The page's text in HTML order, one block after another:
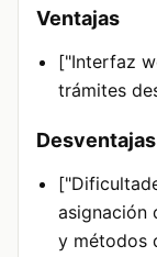
Ventajas
["Interfaz
trámites
Desventajas
asignación
y métodos